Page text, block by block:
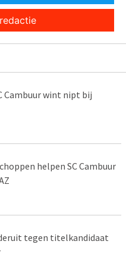
Cambuur wint nipt bij
helpen SC Cambuur
tegen titelkandidaat